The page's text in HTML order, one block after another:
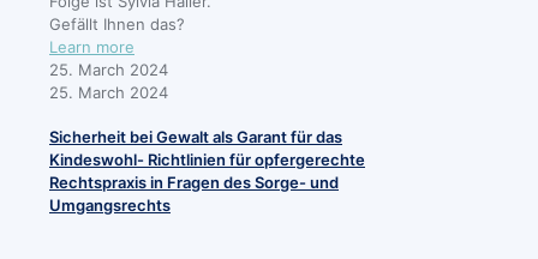
Gefällt Ihnen das?
Learn more
25. March 2024
25. March 2024
Sicherheit bei Gewalt als Garant für das
Kindeswohl- Richtlinien für opfergerechte
Rechtspraxis in Fragen des Sorge- und
Umgangsrechts